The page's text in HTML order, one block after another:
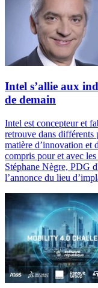
Intel s’allie aux
de demain
Intel est concepteur et
retrouve dans différents
matière d’innovation et
compris pour et avec
Stéphane Nègre, PDG
l’annonce du lieu